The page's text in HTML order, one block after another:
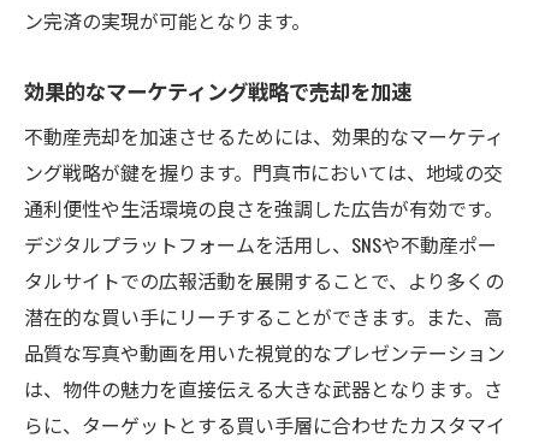
ン完済の実現が可能となります。
効果的なマーケティング戦略で売却を加速
不動産売却を加速させるためには、効果的なマーケティ
ング戦略が鍵を握ります。門真市においては、地域の交
通利便性や生活環境の良さを強調した広告が有効です。
デジタルプラットフォームを活用し、SNSや不動産ポー
タルサイトでの広報活動を展開することで、より多くの
潜在的な買い手にリーチすることができます。また、高
品質な写真や動画を用いた視覚的なプレゼンテーション
は、物件の魅力を直接伝える大きな武器となります。さ
らに、ターゲットとする買い手層に合わせたカスタマイ